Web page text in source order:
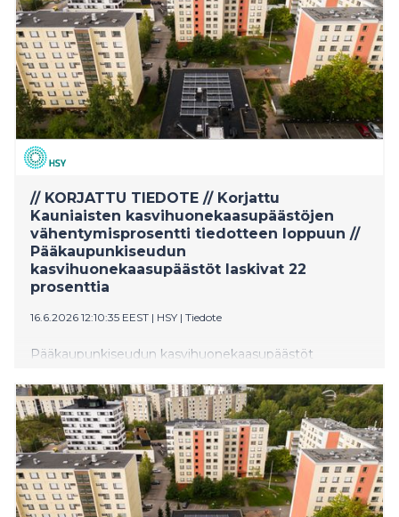
// KORJATTU TIEDOTE // Korjattu
Kauniaisten kasvihuonekaasupäästöjen
vähentymisprosentti tiedotteen loppuun //
Pääkaupunkiseudun
kasvihuonekaasupäästöt laskivat 22
prosenttia
16.6.2026 12:10:35 EEST | HSY | Tiedote
Pääkaupunkiseudun kasvihuonekaasupäästöt
edellisvuodesta, kertoo HSY:n julkaisema
päästöseuranta. Kaukolämmön päästöt lähes
puolittuivat, koska fossiilisten polttoaineiden käyttö
vähentyi huomattavasti.